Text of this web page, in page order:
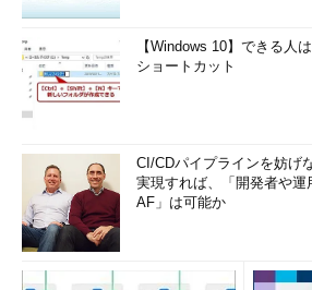
【Windows 10】できる人
ショートカット
CI/CDパイプラインを妨げ
実現すれば、「開発者や
AF」は可能か